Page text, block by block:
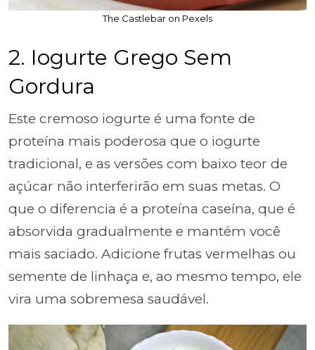
The Castlebar on Pexels
2. Iogurte Grego Sem
Gordura
Este cremoso iogurte é uma fonte de
proteína mais poderosa que o iogurte
tradicional, e as versões com baixo teor de
açúcar não interferirão em suas metas. O
que o diferencia é a proteína caseína, que é
absorvida gradualmente e mantém você
mais saciado. Adicione frutas vermelhas ou
semente de linhaça e, ao mesmo tempo, ele
vira uma sobremesa saudável.